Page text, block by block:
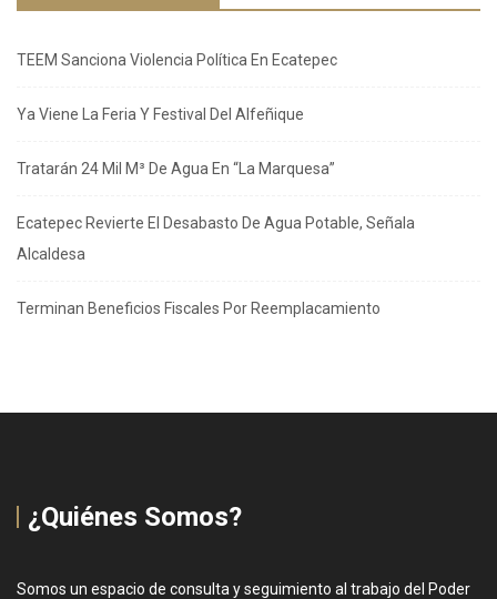
TEEM Sanciona Violencia Política En Ecatepec
Ya Viene La Feria Y Festival Del Alfeñique
Tratarán 24 Mil M³ De Agua En “La Marquesa”
Ecatepec Revierte El Desabasto De Agua Potable, Señala
Alcaldesa
Terminan Beneficios Fiscales Por Reemplacamiento
¿Quiénes Somos?
Somos un espacio de consulta y seguimiento al trabajo del Poder